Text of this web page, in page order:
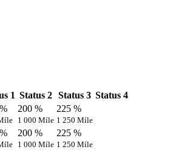
1 Status 2 Status 3 Status 4
200 %
1 000 Míle
225 %
1 250 Míle
200 %
1 000 Míle
225 %
1 250 Míle